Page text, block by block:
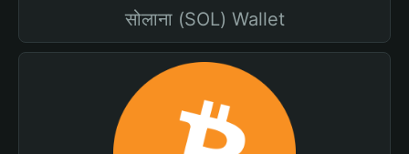
सोलाना (SOL) Wallet